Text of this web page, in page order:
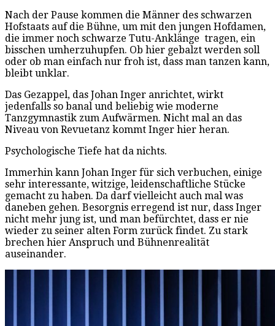
Nach der Pause kommen die Männer des schwarzen
Hofstaats auf die Bühne, um mit den jungen Hofdamen,
die immer noch schwarze Tutu-Anklänge tragen, ein
bisschen umherzuhupfen. Ob hier gebalzt werden soll
oder ob man einfach nur froh ist, dass man tanzen kann,
bleibt unklar.
Das Gezappel, das Johan Inger anrichtet, wirkt
jedenfalls so banal und beliebig wie moderne
Tanzgymnastik zum Aufwärmen. Nicht mal an das
Niveau von Revuetanz kommt Inger hier heran.
Psychologische Tiefe hat da nichts.
Immerhin kann Johan Inger für sich verbuchen, einige
sehr interessante, witzige, leidenschaftliche Stücke
gemacht zu haben. Da darf vielleicht auch mal was
daneben gehen. Besorgnis erregend ist nur, dass Inger
nicht mehr jung ist, und man befürchtet, dass er nie
wieder zu seiner alten Form zurück findet. Zu stark
brechen hier Anspruch und Bühnenrealität
auseinander.